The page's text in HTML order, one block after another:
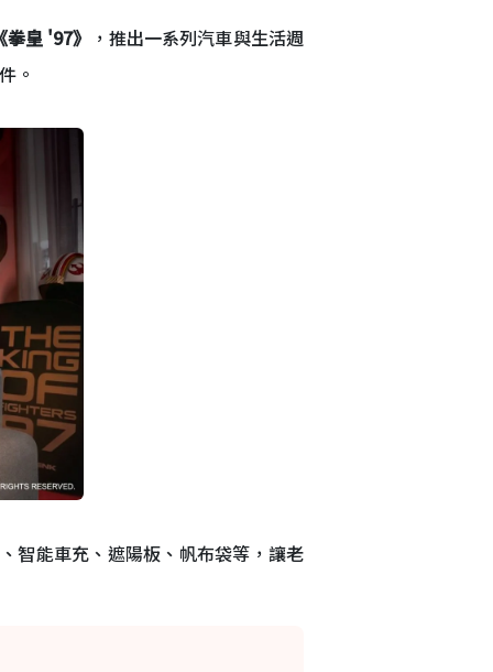
拳皇 '97》 ，推出一系列汽車與生活週
。
智能車充、遮陽板、帆布袋等，讓老